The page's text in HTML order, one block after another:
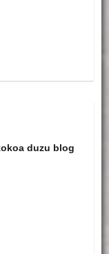
duzu blog